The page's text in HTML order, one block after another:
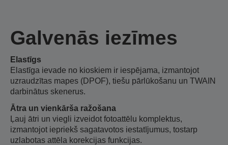
Galvenās iezīmes
Elastīgs
Elastīga ievade no kioskiem ir iespējama, izmantojot
uzraudzītas mapes (DPOF), tiešu pārlūkošanu un TWAIN
darbinātus skenerus.
Ātra un vienkārša ražošana
Ļauj ātri un viegli izveidot fotoattēlu komplektus,
izmantojot iepriekš sagatavotos iestatījumus, tostarp
uzlabotas attēla korekcijas funkcijas.